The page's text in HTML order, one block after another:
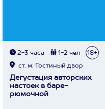
2-3 часа 1-2 чел 18+
ст. м. Гостиный двор
Дегустация авторских
настоек в баре-
рюмочной